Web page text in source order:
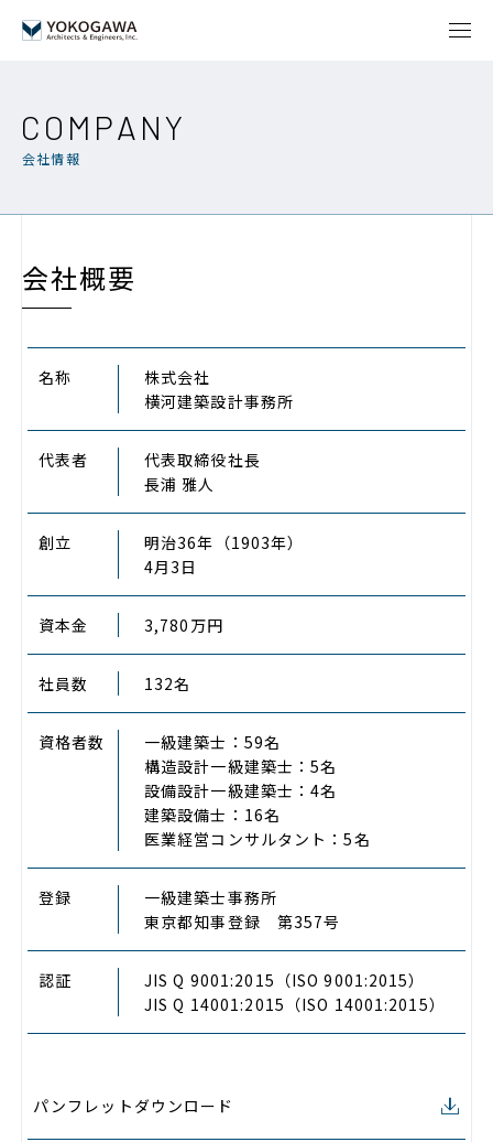
COMPANY
会社情報
会社概要
名称
株式会社
横河建築設計事務所
代表者
代表取締役社長
長浦 雅人
創立
明治36年（1903年）
4月3日
資本金 3,780万円
社員数 132名
資格者数
一級建築士：59名
構造設計一級建築士：5名
設備設計一級建築士：4名
建築設備士：16名
医業経営コンサルタント：5名
登録
一級建築士事務所
東京都知事登録 第357号
認証
JIS Q 9001:2015（ISO 9001:2015）
JIS Q 14001:2015（ISO 14001:2015）
パンフレットダウンロード